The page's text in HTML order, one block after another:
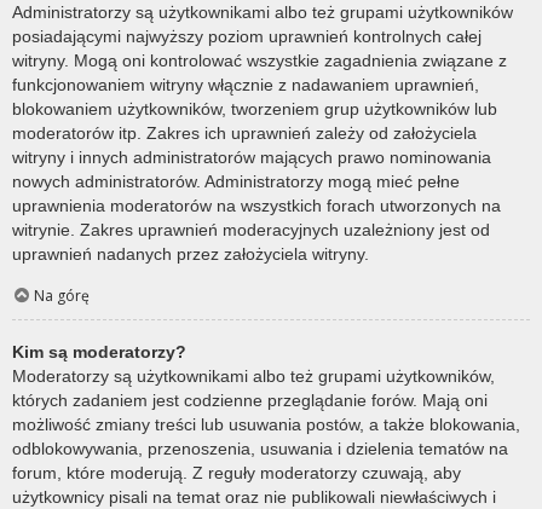
Administratorzy są użytkownikami albo też grupami użytkowników
posiadającymi najwyższy poziom uprawnień kontrolnych całej
witryny. Mogą oni kontrolować wszystkie zagadnienia związane z
funkcjonowaniem witryny włącznie z nadawaniem uprawnień,
blokowaniem użytkowników, tworzeniem grup użytkowników lub
moderatorów itp. Zakres ich uprawnień zależy od założyciela
witryny i innych administratorów mających prawo nominowania
nowych administratorów. Administratorzy mogą mieć pełne
uprawnienia moderatorów na wszystkich forach utworzonych na
witrynie. Zakres uprawnień moderacyjnych uzależniony jest od
uprawnień nadanych przez założyciela witryny.
Na górę
Kim są moderatorzy?
Moderatorzy są użytkownikami albo też grupami użytkowników,
których zadaniem jest codzienne przeglądanie forów. Mają oni
możliwość zmiany treści lub usuwania postów, a także blokowania,
odblokowywania, przenoszenia, usuwania i dzielenia tematów na
forum, które moderują. Z reguły moderatorzy czuwają, aby
użytkownicy pisali na temat oraz nie publikowali niewłaściwych i